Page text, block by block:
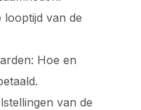
looptijd van de
Hoe en
van de